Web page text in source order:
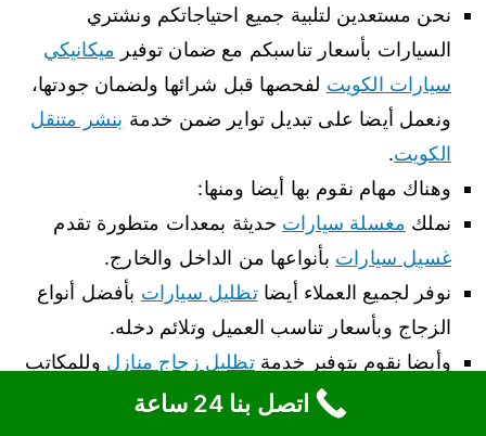
نحن مستعدين لتلبية جميع احتياجاتكم ونشتري
السيارات بأسعار تناسبكم مع ضمان توفير ميكانيكي
سيارات الكويت لفحصها قبل شرائها ولضمان جودتها،
ونعمل أيضا على تبديل تواير ضمن خدمة بنشر متنقل
الكويت.
وهناك مهام نقوم بها أيضا ومنها:
نملك مغسلة سيارات حديثة بمعدات متطورة تقدم
غسيل سيارات بأنواعها من الداخل والخارج.
نوفر لجميع العملاء أيضاتظليل سيارات بأفضل أنواع
الزجاج وبأسعار تناسب العميل وتلائم دخله.
وأيضا نقوم بتوفير خدمةتظليل زجاج منازل وللمكاتب
أيضا وبكل دقة واتقان.اتصل بنا 24 ساعة